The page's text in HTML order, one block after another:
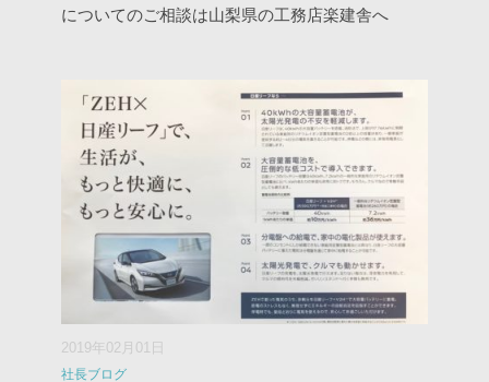
についてのご相談は山梨県の工務店楽建舎へ
2019年02月01日
社長ブログ